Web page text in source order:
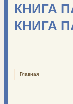
КНИГА
КНИГА
Главная